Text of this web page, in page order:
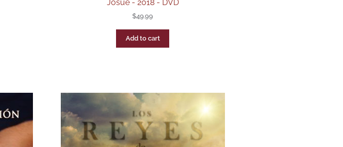
Josué - 2018 - DVD
$49.99
Add to cart